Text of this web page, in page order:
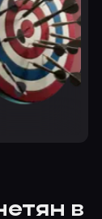
в